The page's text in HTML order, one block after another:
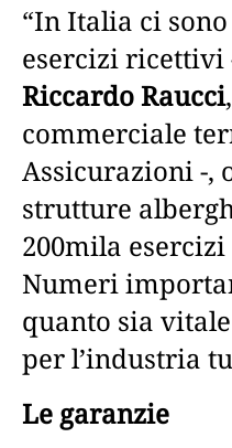
“In Italia ci
esercizi ricettivi
Riccardo Raucci
commerciale
Assicurazioni -,
strutture
200mila
Numeri
quanto sia
per l’industria
Le garanzie